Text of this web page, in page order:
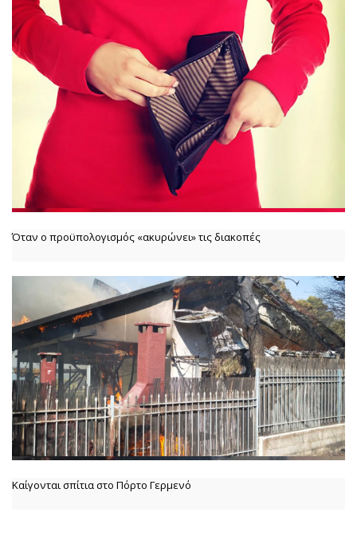
Όταν ο προϋπολογισμός «ακυρώνει» τις διακοπές
Καίγονται σπίτια στο Πόρτο Γερμενό